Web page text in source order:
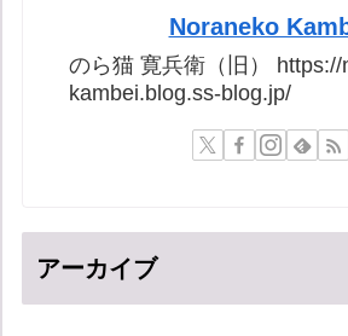
Noraneko
のら猫 寛兵衛（旧）
kambei.blog.ss-blog.jp/
アーカイブ